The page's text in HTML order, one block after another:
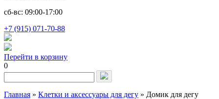
сб-вс: 09:00-17:00
+7 (915) 071-70-88
Перейти в корзину
0
Запрос
для
поиска:
Главная » Клетки и аксессуары для дегу » Домик для дегу